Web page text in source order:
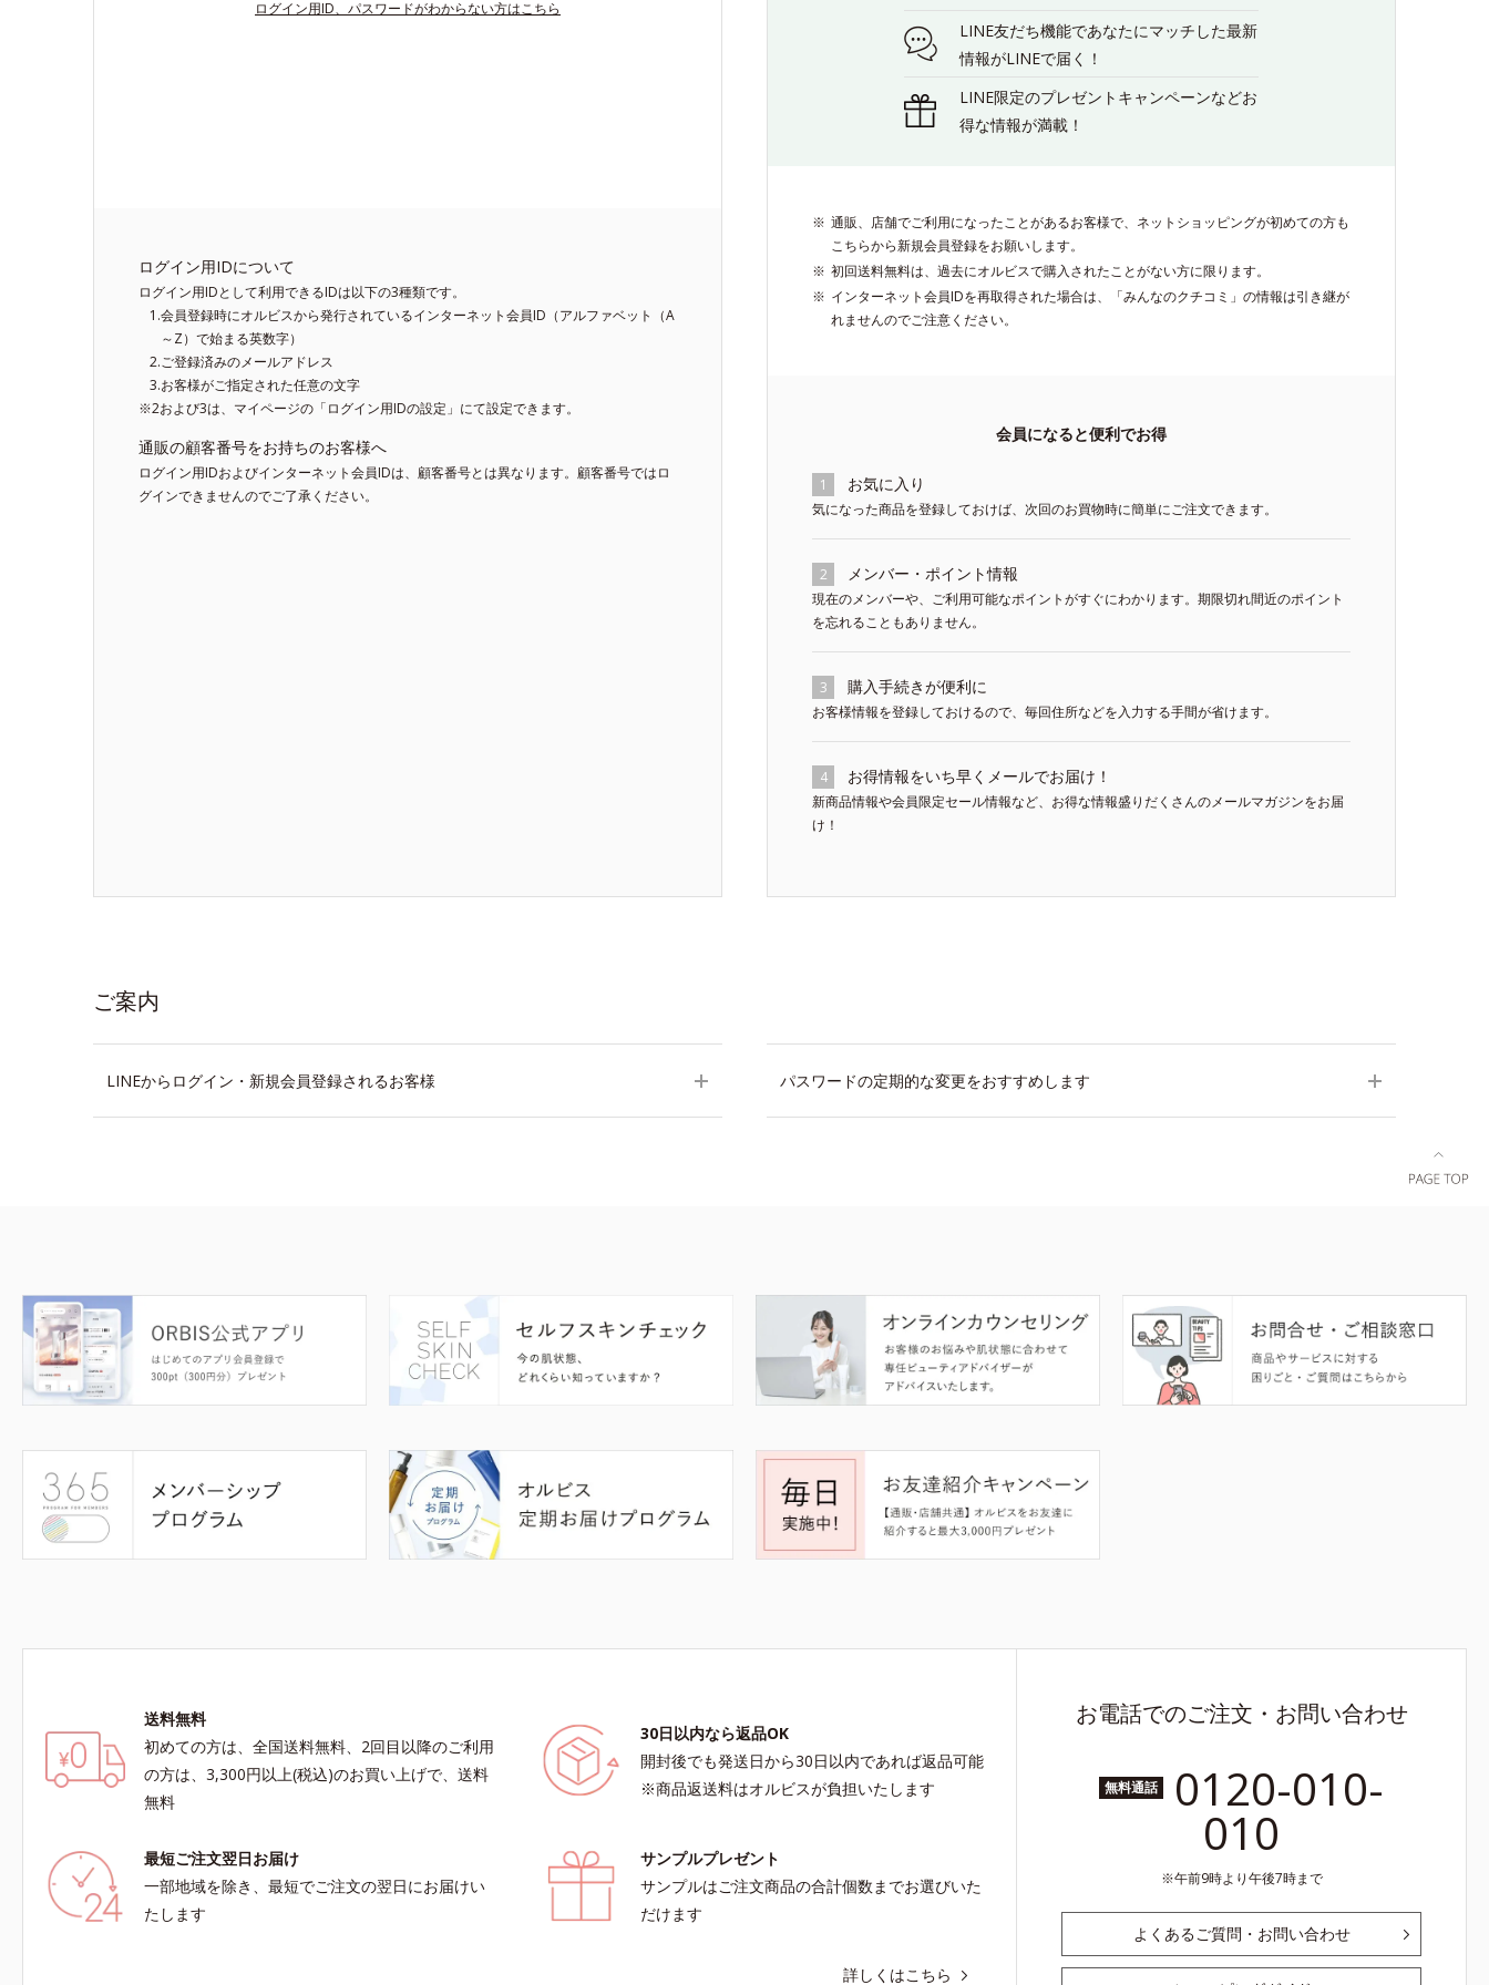
ログイン用ID、パスワードがわからない方はこちら
ログイン用IDについて
ログイン用IDとして利用できるIDは以下の3種類です。
会員登録時にオルビスから発行されているインターネット会員ID（アルファベット（A
～Z）で始まる英数字）
ご登録済みのメールアドレス
お客様がご指定された任意の文字
※2および3は、マイページの「ログイン用IDの設定」にて設定できます。
通販の顧客番号をお持ちのお客様へ
ログイン用IDおよびインターネット会員IDは、顧客番号とは異なります。顧客番号ではロ
グインできませんのでご了承ください。
LINE友だち機能であなたにマッチした最新
情報がLINEで届く！
LINE限定のプレゼントキャンペーンなどお
得な情報が満載！
通販、店舗でご利用になったことがあるお客様で、ネットショッピングが初めての方も
こちらから新規会員登録をお願いします。
初回送料無料は、過去にオルビスで購入されたことがない方に限ります。
インターネット会員IDを再取得された場合は、「みんなのクチコミ」の情報は引き継が
れませんのでご注意ください。
会員になると便利でお得
1 お気に入り
気になった商品を登録しておけば、次回のお買物時に簡単にご注文できます。
2 メンバー・ポイント情報
現在のメンバーや、ご利用可能なポイントがすぐにわかります。期限切れ間近のポイント
を忘れることもありません。
3 購入手続きが便利に
お客様情報を登録しておけるので、毎回住所などを入力する手間が省けます。
4 お得情報をいち早くメールでお届け！
新商品情報や会員限定セール情報など、お得な情報盛りだくさんのメールマガジンをお届
け！
ご案内
LINEからログイン・新規会員登録されるお客様 パスワードの定期的な変更をおすすめします
送料無料
初めての方は、全国送料無料、2回目以降のご利用
の方は、3,300円以上(税込)のお買い上げで、送料
無料
30日以内なら返品OK
開封後でも発送日から30日以内であれば返品可能
※商品返送料はオルビスが負担いたします
最短ご注文翌日お届け
一部地域を除き、最短でご注文の翌日にお届けい
たします
サンプルプレゼント
サンプルはご注文商品の合計個数までお選びいた
だけます
詳しくはこちら
お電話でのご注文・お問い合わせ
無料通話 0120-010-
010
午前9時より午後7時まで
よくあるご質問・お問い合わせ